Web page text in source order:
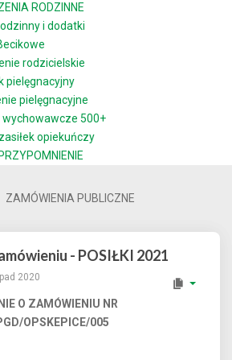
RODZINNE
i dodatki
rodzicielskie
pielęgnacyjny
pielęgnacyjne
500+
opiekuńczy
ZAMÓWIENIA PUBLICZNE
- POSIŁKI 2021
2020
O ZAMÓWIENIU NR
OPSKEPICE/005